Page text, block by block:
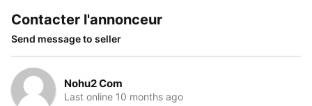
Contacter l'annonceur
Send message to seller
Nohu2 Com
Last online 10 months ago